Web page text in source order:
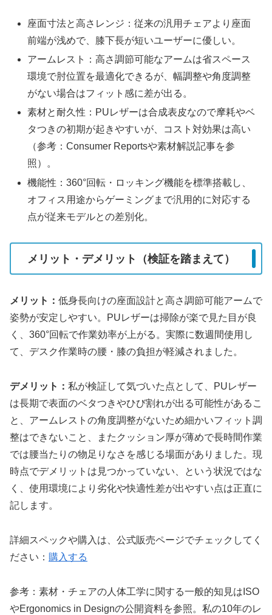
座面寸法と高さレンジ：従来の汎用チェアより座面
前端が浅めで、膝下長が短いユーザーに優しい。
アームレスト：高さ調節可能なアームは省スペース
環境で肘位置を最適化できるが、幅調整や角度調整
がない場合はフィット感に差が出る。
素材と耐久性：PUレザーは合成表皮なので摩耗やベ
タつきの初期が起きやすいが、コスト対効果は高い
（参考：Consumer Reportsや素材解説記事を参
照）。
機能性：360°回転・ロッキング機能を標準搭載し、
オフィス用途からゲーミングまで汎用的に対応する
点が従来モデルとの差別化。
メリット・デメリット（検証を踏まえて）
メリット： 低身長向けの座面設計と高さ調節可能アームで
姿勢が安定しやすい。PUレザーは掃除が楽で見た目が良
く、360°回転で作業効率が上がる。実際に数週間使用し
て、デスク作業時の腰・膝の負担が軽減されました。
デメリット： 私が検証して気づいた点として、PUレザー
は長期で表面のベタつきやひび割れが出る可能性があるこ
と、アームレストの角度調整がないため細かいフィット調
整はできないこと、またクッション厚が薄めで長時間作業
では腰当たりの物足りなさを感じる場面がありました。現
時点でデメリットは見つかっていない、という状況ではな
く、使用環境により劣化や快適性差が出やすい点は正直に
記します。
詳細スペックや購入は、公式販売ページでチェックしてく
ださい： 購入する
参考：素材・チェアの人体工学に関する一般的知見はISO
やErgonomics in Designの公開資料を参照。私の10年のレ